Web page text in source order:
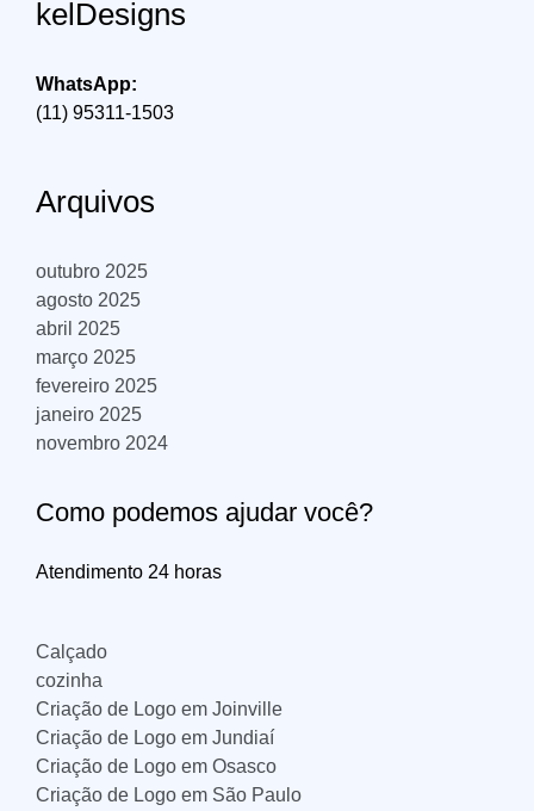
kelDesigns
WhatsApp:
(11) 95311-1503
Arquivos
outubro 2025
agosto 2025
abril 2025
março 2025
fevereiro 2025
janeiro 2025
novembro 2024
Como podemos ajudar você?
Atendimento 24 horas
Calçado
cozinha
Criação de Logo em Joinville
Criação de Logo em Jundiaí
Criação de Logo em Osasco
Criação de Logo em São Paulo